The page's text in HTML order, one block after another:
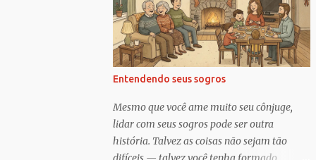
Entendendo seus sogros
Mesmo que você ame muito seu cônjuge,
lidar com seus sogros pode ser outra
história. Talvez as coisas não sejam tão